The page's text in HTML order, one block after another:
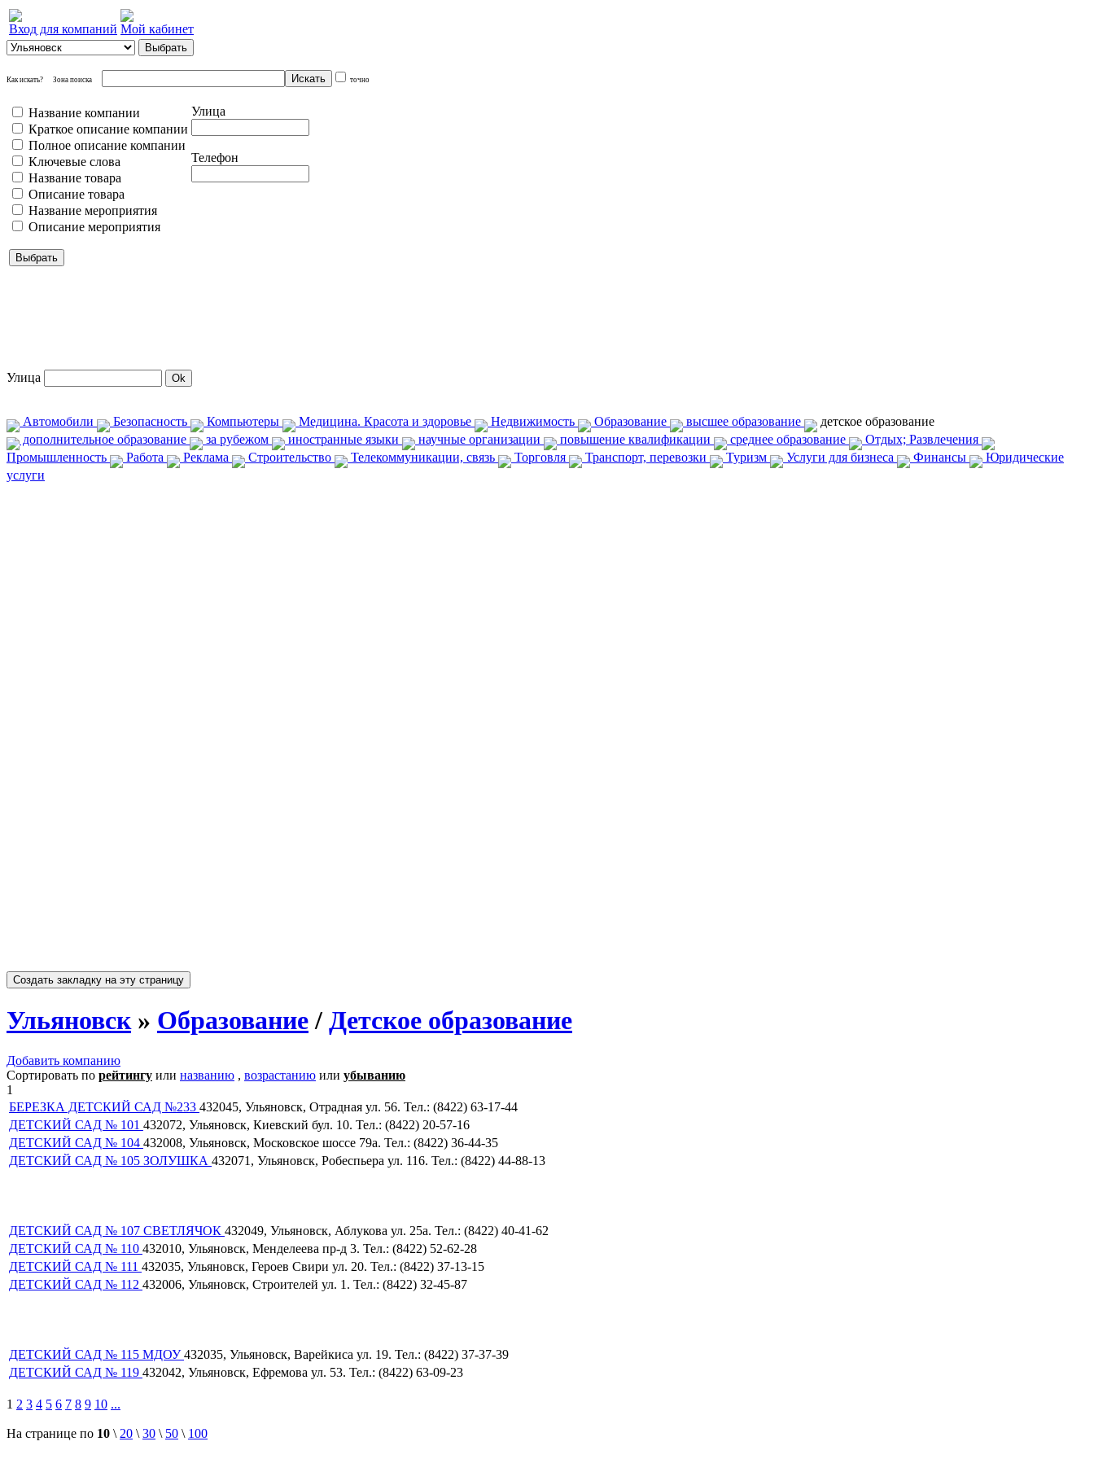
Вход для компаний Мой кабинет
Как искать? Зона поиска точно
Название компании
Краткое описание компании
Полное описание компании
Ключевые слова
Название товара
Описание товара
Название мероприятия
Описание мероприятия
Улица
Телефон
Улица
Автомобили Безопасность Компьютеры Медицина. Красота и здоровье Недвижимость Образование высшее образование
детское образование
дополнительное образование
за рубежом иностранные языки научные организации повышение квалификации среднее образование
Отдых; Развлечения
Промышленность
Работа Реклама Строительство Телекоммуникации, связь Торговля Транспорт, перевозки Туризм Услуги для бизнеса Финансы
Юридические
услуги
Ульяновск» Образование/ Детское образование
Добавить компанию
Сортировать по рейтингу или названию , возрастанию или убыванию
1
БЕРЕЗКА ДЕТСКИЙ САД №233 432045, Ульяновск, Отрадная ул. 56. Тел.: (8422) 63-17-44
ДЕТСКИЙ САД № 101 432072, Ульяновск, Киевский бул. 10. Тел.: (8422) 20-57-16
ДЕТСКИЙ САД № 104 432008, Ульяновск, Московское шоссе 79а. Тел.: (8422) 36-44-35
ДЕТСКИЙ САД № 105 ЗОЛУШКА 432071, Ульяновск, Робеспьера ул. 116. Тел.: (8422) 44-88-13
ДЕТСКИЙ САД № 107 СВЕТЛЯЧОК 432049, Ульяновск, Аблукова ул. 25а. Тел.: (8422) 40-41-62
ДЕТСКИЙ САД № 110 432010, Ульяновск, Менделеева пр-д 3. Тел.: (8422) 52-62-28
ДЕТСКИЙ САД № 111 432035, Ульяновск, Героев Свири ул. 20. Тел.: (8422) 37-13-15
ДЕТСКИЙ САД № 112 432006, Ульяновск, Строителей ул. 1. Тел.: (8422) 32-45-87
ДЕТСКИЙ САД № 115 МДОУ432035, Ульяновск, Варейкиса ул. 19. Тел.: (8422) 37-37-39
ДЕТСКИЙ САД № 119 432042, Ульяновск, Ефремова ул. 53. Тел.: (8422) 63-09-23
1 2 3 4 5 6 7 8 9 10 ...
На странице по 10 \ 20 \ 30 \ 50 \ 100